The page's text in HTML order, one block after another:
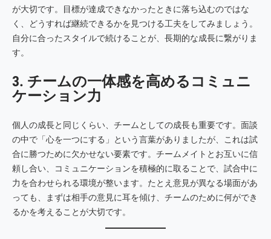
が大切です。目標が達成できなかったときに落ち込むのではな
く、どうすれば継続できるかを見つける工夫をしてみましょう。
自分に合ったスタイルで続けることが、長期的な成長に繋がりま
す。
3. チームの一体感を高めるコミュニ
ケーション力
個人の成長と同じくらい、チームとしての成長も重要です。面談
の中で「心を一つにする」という言葉がありましたが、これは試
合に勝つために欠かせない要素です。チームメイトとお互いに信
頼し合い、コミュニケーションを積極的に取ることで、試合中に
力を合わせられる環境が整います。たとえ意見が異なる場面があ
っても、まずは相手の意見に耳を傾け、チームのために何ができ
るかを考えることが大切です。